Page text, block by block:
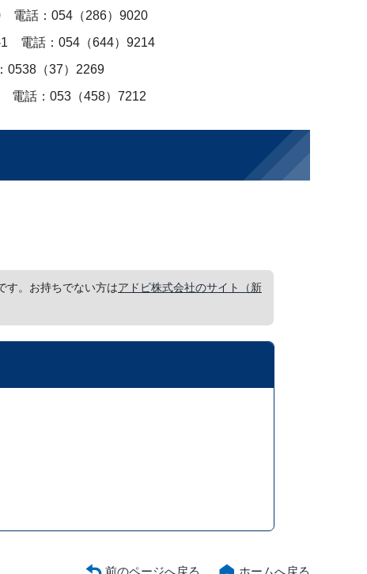
電話：054（286）9020
電話：054（644）9214
（37）2269
話：053（458）7212
す。お持ちでない方はアドビ株式会社のサイト（新
前のページへ戻る ホームへ戻る